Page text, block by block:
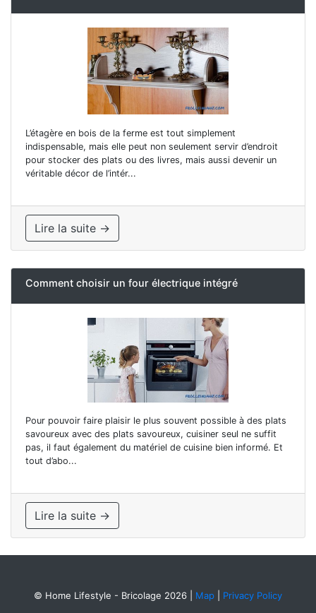
L’étagère en bois de la ferme est tout simplement
indispensable, mais elle peut non seulement servir d’endroit
pour stocker des plats ou des livres, mais aussi devenir un
véritable décor de l’intér...
Lire la suite →
Comment choisir un four électrique intégré
Pour pouvoir faire plaisir le plus souvent possible à des plats
savoureux avec des plats savoureux, cuisiner seul ne suffit
pas, il faut également du matériel de cuisine bien informé. Et
tout d’abo...
Lire la suite →
© Home Lifestyle - Bricolage 2026 Map Privacy Policy